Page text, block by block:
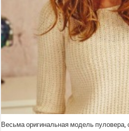
Весьма оригинальная модель пуловера,